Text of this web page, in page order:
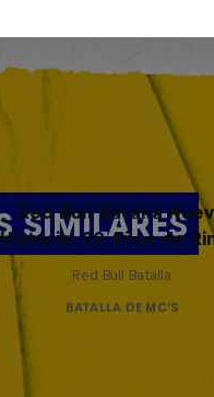
SIMILARES
Red Bull Batalla
Historia: 20 Años de
Red Bull Batalla
BATALLA DE MC'S